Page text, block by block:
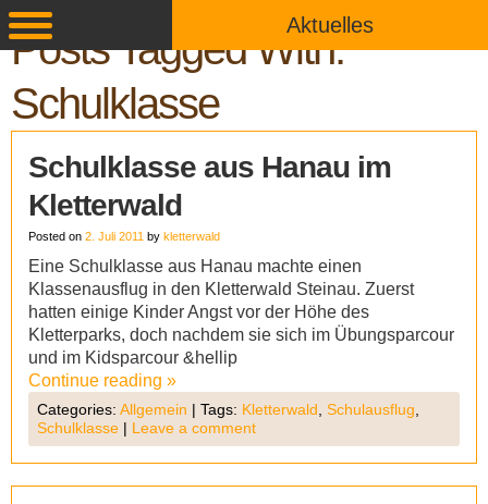
Aktuelles
Posts Tagged With:
Schulklasse
Schulklasse aus Hanau im
Kletterwald
Posted on 2. Juli 2011 by kletterwald
Eine Schulklasse aus Hanau machte einen
Klassenausflug in den Kletterwald Steinau. Zuerst
hatten einige Kinder Angst vor der Höhe des
Kletterparks, doch nachdem sie sich im Übungsparcour
und im Kidsparcour &hellip
Continue reading »
Categories: Allgemein | Tags: Kletterwald Schulausflug
Schulklasse | Leave a comment